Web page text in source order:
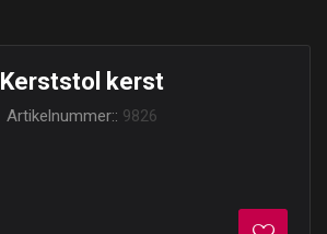
Kerststol kerst
Artikelnummer:: 9826